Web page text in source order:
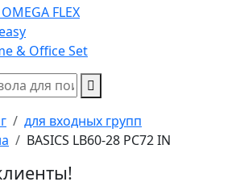
OMEGA FLEX
& Office Set
для входных групп
BASICS LB60-28 PC72 IN